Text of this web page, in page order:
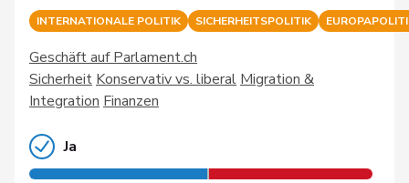
INTERNATIONALE POLITIK SICHERHEITSPOLITIK
Geschäft auf Parlament.ch
Sicherheit Konservativ vs. liberal Migration &
Integration Finanzen
Ja